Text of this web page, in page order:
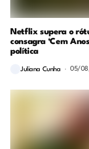
Netflix supera o
consagra ‘Cem
política
Juliana Cunha 05/